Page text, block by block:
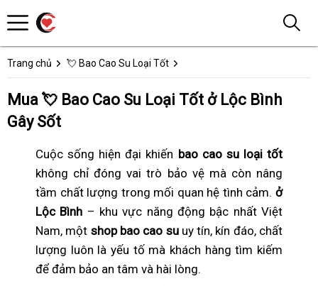
Trang chủ 💘 Bao Cao Su Loại Tốt
Mua 💘 Bao Cao Su Loại Tốt ở Lộc Bình
Gây Sốt
Cuộc sống hiện đại khiến bao cao su loại tốt
không chỉ đóng vai trò bảo vệ mà còn nâng
tầm chất lượng trong mối quan hệ tình cảm. ở
Lộc Bình – khu vực năng động bậc nhất Việt
Nam, một shop bao cao suuy tín, kín đáo, chất
lượng luôn là yếu tố mà khách hàng tìm kiếm
để đảm bảo an tâm và hài lòng.